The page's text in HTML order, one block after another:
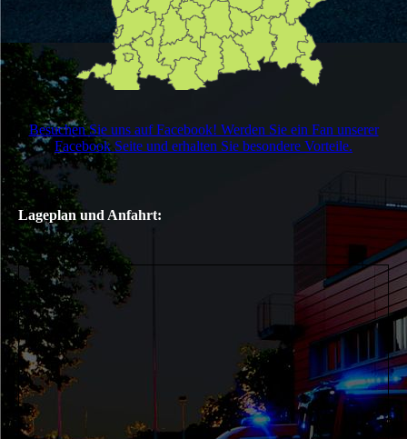
Besuchen Sie uns auf Facebook! Werden Sie ein Fan unserer
Facebook Seite und erhalten Sie besondere Vorteile.
Lageplan und Anfahrt: